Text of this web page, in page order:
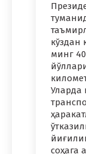
кўздан
минг
Уларда
соҳага